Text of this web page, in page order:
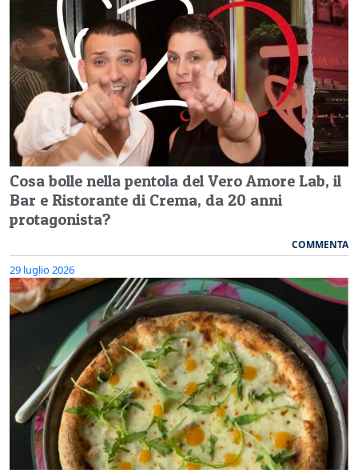
Cosa bolle nella pentola del Vero Amore Lab, il
Bar e Ristorante di Crema, da 20 anni
protagonista?
COMMENTA
29 luglio 2026